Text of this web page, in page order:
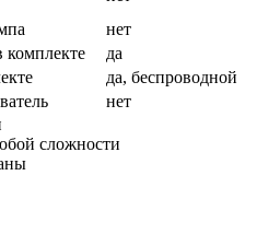
нет
да
да, беспроводной
нет
сложности